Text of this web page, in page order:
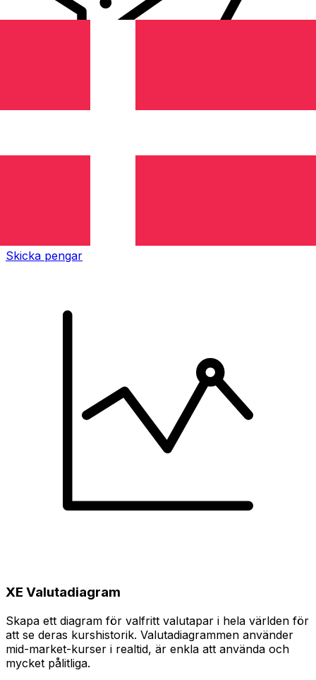
Skicka pengar
XE Valutadiagram
Skapa ett diagram för valfritt valutapar i hela världen för
att se deras kurshistorik. Valutadiagrammen använder
mid-market-kurser i realtid, är enkla att använda och
mycket pålitliga.